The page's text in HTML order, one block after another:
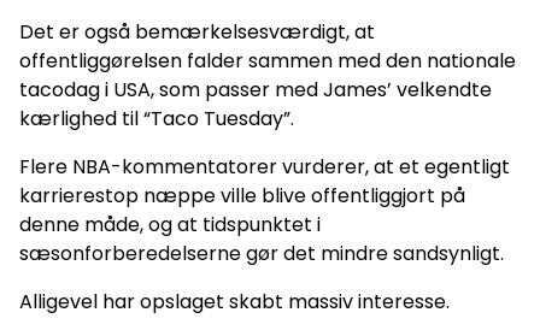
Det er også bemærkelsesværdigt, at
offentliggørelsen falder sammen med den nationale
tacodag i USA, som passer med James’ velkendte
kærlighed til “Taco Tuesday”.
Flere NBA-kommentatorer vurderer, at et egentligt
karrierestop næppe ville blive offentliggjort på
denne måde, og at tidspunktet i
sæsonforberedelserne gør det mindre sandsynligt.
Alligevel har opslaget skabt massiv interesse.